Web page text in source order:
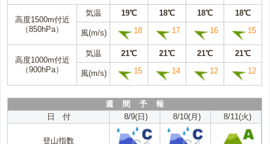
高度1500m付近
（850hPa）
気温 19℃ 18℃ 18℃ 18℃
風(m/s) 18 17 16 15
高度1000m付近
（900hPa）
気温 21℃ 21℃ 21℃ 21℃
風(m/s) 15 14 12 12
週 間 予 報
日 付
8/9(日) 8/10(月) 8/11(火)
登山指数